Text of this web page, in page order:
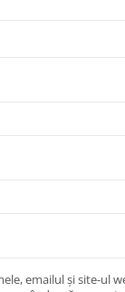
emailul și site-ul